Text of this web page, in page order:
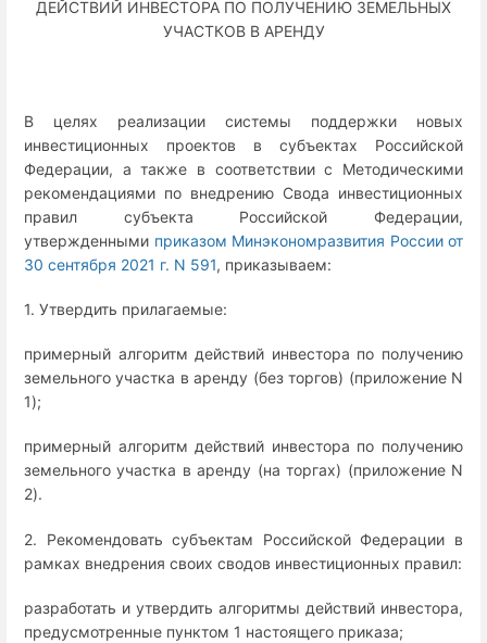
ДЕЙСТВИЙ ИНВЕСТОРА ПО ПОЛУЧЕНИЮ ЗЕМЕЛЬНЫХ
УЧАСТКОВ В АРЕНДУ
В целях реализации системы поддержки новых
инвестиционных проектов в субъектах Российской
Федерации, а также в соответствии с Методическими
рекомендациями по внедрению Свода инвестиционных
правил субъекта Российской Федерации,
утвержденными приказом Минэкономразвития России от
30 сентября 2021 г. N 591, приказываем:
1. Утвердить прилагаемые:
примерный алгоритм действий инвестора по получению
земельного участка в аренду (без торгов) (приложение N
1);
примерный алгоритм действий инвестора по получению
земельного участка в аренду (на торгах) (приложение N
2).
2. Рекомендовать субъектам Российской Федерации в
рамках внедрения своих сводов инвестиционных правил:
разработать и утвердить алгоритмы действий инвестора,
предусмотренные пунктом 1 настоящего приказа;